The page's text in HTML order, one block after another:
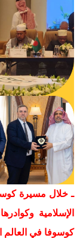
ـ خلال مسيرة
الإسلامية
كوسوفا في العالم